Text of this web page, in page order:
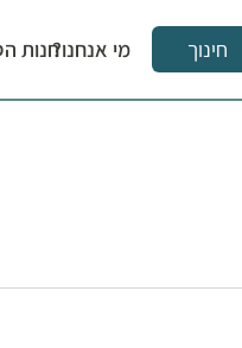
חינוך מי אנחנו?חנות